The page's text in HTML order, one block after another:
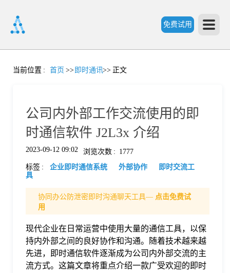
免费试用
首
格
当前位置 : 首页 >> 即时通讯>> 正文
公司内外部工作交流使用的即
时通信软件 J2L3x 介绍
2023-09-12 09:02 浏览次数 : 1777
标签 : 企业即时通信系统 外部协作
即时交流工
具
协同办公防泄密即时沟通聊天工具— 点击免费试
用
现代企业在日常运营中使用大量的通信工具，以保
持内外部之间的良好协作和沟通。随着技术越来越
先进，即时通信软件逐渐成为公司内外部交流的主
流方式。这篇文章将重点介绍一款广受欢迎的即时